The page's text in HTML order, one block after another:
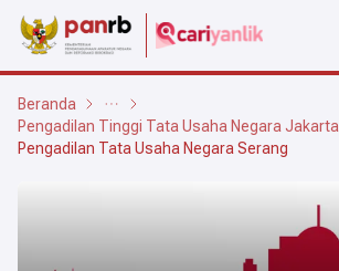
Beranda
Pengadilan Tinggi Tata Usaha Negara Jakarta
Pengadilan Tata Usaha Negara Serang